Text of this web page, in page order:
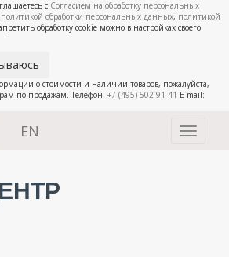
с Согласием на обработку персональных
политикой обработки персональных данных, политикой
обработку cookie можно в настройках своего
о стоимости и наличии товаров, пожалуйста,
по продажам. Телефон: +7 (495) 502-91-41 E-mail:
Toggle
EN